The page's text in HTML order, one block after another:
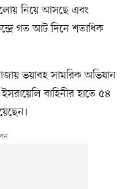
নিয়ে আসছে এবং
গত আট দিনে শতাধিক
ভয়াবহ সামরিক অভিযান
বাহিনীর হাতে ৫৪